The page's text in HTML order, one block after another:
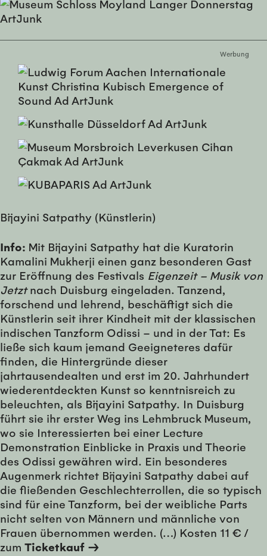
Werbung
Bijayini Satpathy (Künstlerin)
Info: Mit Bijayini Satpathy hat die Kuratorin
Kamalini Mukherji einen ganz besonderen Gast
zur Eröffnung des Festivals Eigenzeit – Musik von
Jetztnach Duisburg eingeladen. Tanzend,
forschend und lehrend, beschäftigt sich die
Künstlerin seit ihrer Kindheit mit der klassischen
indischen Tanzform Odissi – und in der Tat: Es
ließe sich kaum jemand Geeigneteres dafür
finden, die Hintergründe dieser
jahrtausendealten und erst im 20. Jahrhundert
wiederentdeckten Kunst so kenntnisreich zu
beleuchten, als Bijayini Satpathy. In Duisburg
führt sie ihr erster Weg ins Lehmbruck Museum,
wo sie Interessierten bei einer Lecture
Demonstration Einblicke in Praxis und Theorie
des Odissi gewähren wird. Ein besonderes
Augenmerk richtet Bijayini Satpathy dabei auf
die fließenden Geschlechterrollen, die so typisch
sind für eine Tanzform, bei der weibliche Parts
nicht selten von Männern und männliche von
Frauen übernommen werden. (…) Kosten 11 € /
zum Ticketkauf →